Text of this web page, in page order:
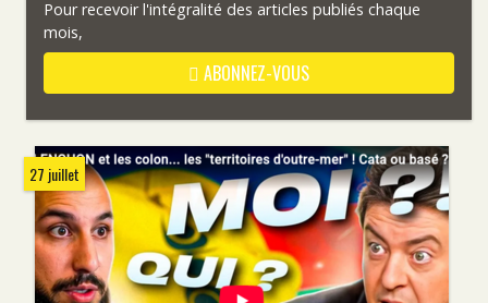
Pour recevoir l'intégralité des articles publiés chaque
mois,
ABONNEZ-VOUS
27 juillet